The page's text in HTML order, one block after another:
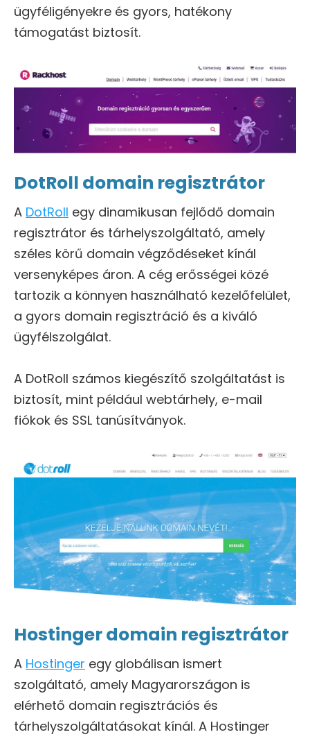
ügyféligényekre és gyors, hatékony
támogatást biztosít.
DotRoll domain regisztrátor
A DotRoll egy dinamikusan fejlődő domain
regisztrátor és tárhelyszolgáltató, amely
széles körű domain végződéseket kínál
versenyképes áron. A cég erősségei közé
tartozik a könnyen használható kezelőfelület,
a gyors domain regisztráció és a kiváló
ügyfélszolgálat.
A DotRoll számos kiegészítő szolgáltatást is
biztosít, mint például webtárhely, e-mail
fiókok és SSL tanúsítványok.
Hostinger domain regisztrátor
A Hostinger egy globálisan ismert
szolgáltató, amely Magyarországon is
elérhető domain regisztrációs és
tárhelyszolgáltatásokat kínál. A Hostinger